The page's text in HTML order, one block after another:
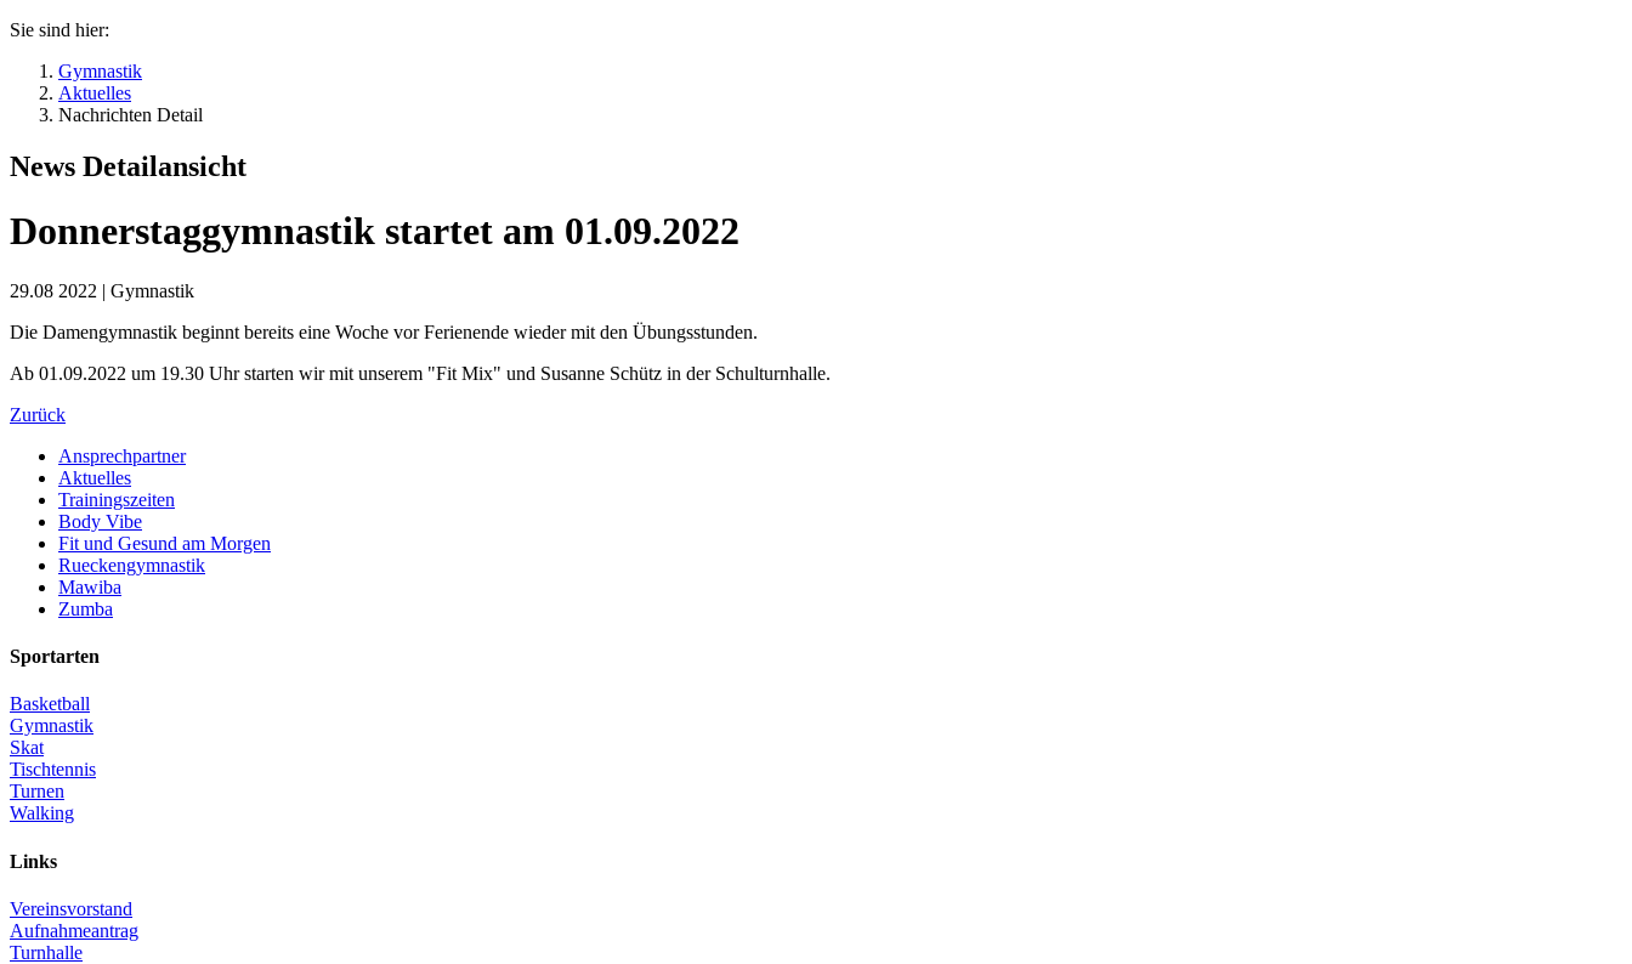
Sie sind hier:
Gymnastik
Aktuelles
Nachrichten Detail
News Detailansicht
Donnerstaggymnastik startet am 01.09.2022
29.08 2022 | Gymnastik
Die Damengymnastik beginnt bereits eine Woche vor Ferienende wieder mit den Übungsstunden.
Ab 01.09.2022 um 19.30 Uhr starten wir mit unserem "Fit Mix" und Susanne Schütz in der Schulturnhalle.
Zurück
Ansprechpartner
Aktuelles
Trainingszeiten
Body Vibe
Fit und Gesund am Morgen
Rueckengymnastik
Mawiba
Zumba
Sportarten
Basketball
Gymnastik
Skat
Tischtennis
Turnen
Walking
Links
Vereinsvorstand
Aufnahmeantrag
Turnhalle